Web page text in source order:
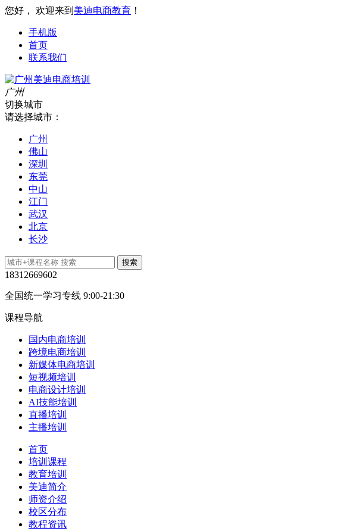
您好， 欢迎来到 美迪电商教育 ！
手机版
首页
联系我们
广州
切换城市
请选择城市：
广州
佛山
深圳
东莞
中山
江门
武汉
北京
长沙
18312669602
全国统一学习专线 9:00-21:30
课程导航
国内电商培训
跨境电商培训
新媒体电商培训
短视频培训
电商设计培训
AI技能培训
直播培训
主播培训
首页
培训课程
教育培训
美迪简介
师资介绍
校区分布
教程资讯